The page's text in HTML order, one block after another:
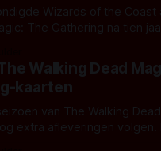
Wizards of the Coast
The Gathering na tien
in Innistrad:
Crimson Vow. Dit is
deelden:
Walking Dead
kaarten
van The Walking
extra afleveringen